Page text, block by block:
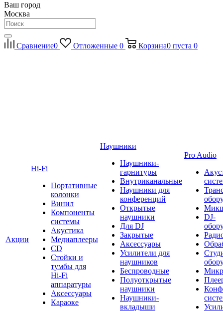
Ваш город
Москва
Сравнение0 Отложенные 0 Корзина0 пуста 0
Акции
Hi-Fi
Портативные
колонки
Винил
Компоненты
системы
Акустика
Медиаплееры
CD
Стойки и
тумбы для
Hi-Fi
аппаратуры
Аксессуары
Караоке
Наушники
Наушники-
гарнитуры
Внутриканальные
Наушники для
конференций
Открытые
наушники
Для DJ
Закрытые
Аксессуары
Усилители для
наушников
Беспроводные
Полуоткрытые
наушники
Наушники-
вкладыши
Pro Audio
DJ-